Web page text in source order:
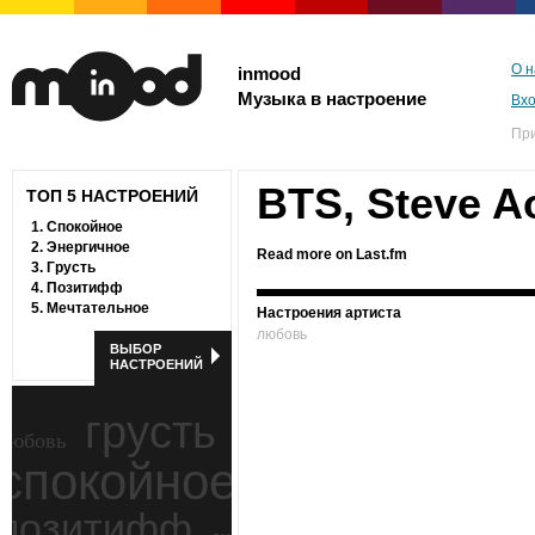
inmood
Музыка в настроение
О
ТОП 5 НАСТРОЕНИЙ
1. Спокойное
2. Энергичное
3. Грусть
4. Позитифф
5. Мечтательное
ВЫБОР
НАСТРОЕНИЙ
грусть
BTS, Steve
Read more on Last.fm
Настроения артиста
любовь